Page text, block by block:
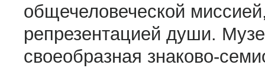
общечеловеческой
репрезентацией души.
своеобразная знаково-